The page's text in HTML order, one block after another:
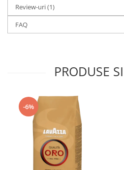
Review-uri(1)
FAQ
PRODUSE
-6%